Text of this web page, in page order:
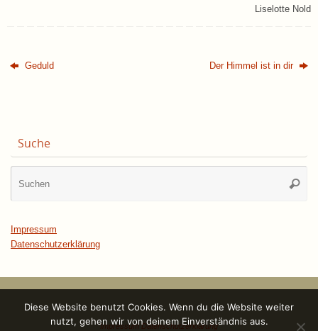
Liselotte Nold
Geduld Der Himmel ist in dir
Suche
Impressum
Datenschutzerklärung
Impressum Datenschutzerklärung
Diese Website benutzt Cookies. Wenn du die Website weiter
nutzt, gehen wir von deinem Einverständnis aus.